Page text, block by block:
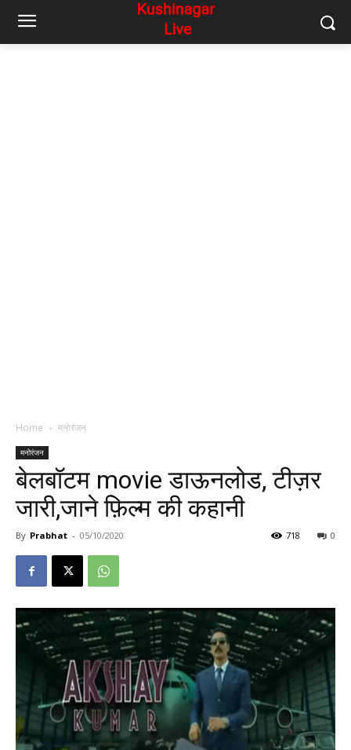
Home मनोरंजन
मनोरंजन
बेलबॉटम movie डाऊनलोड, टीज़र
जारी,जाने फ़िल्म की कहानी
By Prabhat - 05/10/2020 0
718